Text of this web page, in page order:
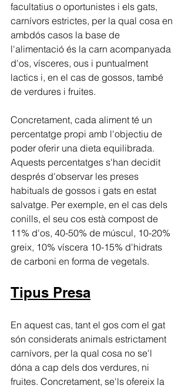
facultatius o oportunistes i els gats,
carnívors estrictes, per la qual cosa en
ambdós casos la base de
l'alimentació és la carn acompanyada
d'os, vísceres, ous i puntualment
lactics i, en el cas de gossos, també
de verdures i fruites.
Concretament, cada aliment té un
percentatge propi amb l'objectiu de
poder oferir una dieta equilibrada.
Aquests percentatges s'han decidit
després d'observar les preses
habituals de gossos i gats en estat
salvatge. Per exemple, en el cas dels
conills, el seu cos està compost de
11% d'os, 40-50% de múscul, 10-20%
greix, 10% víscera 10-15% d'hidrats
de carboni en forma de vegetals.
Tipus Presa
En aquest cas, tant el gos com el gat
són considerats animals estrictament
carnívors, per la qual cosa no se'l
dóna a cap dels dos verdures, ni
fruites. Concretament, se'ls ofereix la